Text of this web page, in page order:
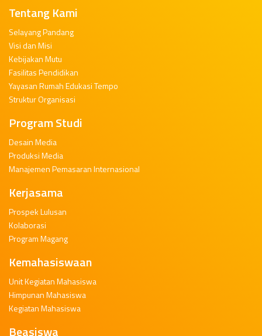
Tentang Kami
Selayang Pandang
Visi dan Misi
Kebijakan Mutu
Fasilitas Pendidikan
Yayasan Rumah Edukasi Tempo
Struktur Organisasi
Program Studi
Desain Media
Produksi Media
Manajemen Pemasaran Internasional
Kerjasama
Prospek Lulusan
Kolaborasi
Program Magang
Kemahasiswaan
Unit Kegiatan Mahasiswa
Himpunan Mahasiswa
Kegiatan Mahasiswa
Beasiswa